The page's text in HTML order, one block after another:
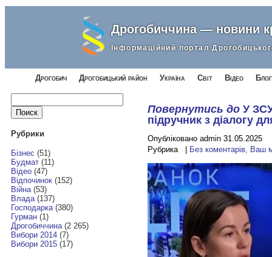
Дрогобиччина — новини
Інформаційний портал
Дрогобич Дрогобицький район Україна Світ Відео
Найти:
Рубрики
Бізнес (51)
Будмат(11)
Відео(47)
Відпочинок(152)
Війна(53)
Влада(137)
Господарка(380)
Гурман(1)
Дрогобиччина(2 265)
Вибори 2014(7)
Вибори 2015(17)
Повернутись до У
підручник з діалогу
Опубліковано admin 31.05.2025
Рубрика | Без коментарів, Ваш